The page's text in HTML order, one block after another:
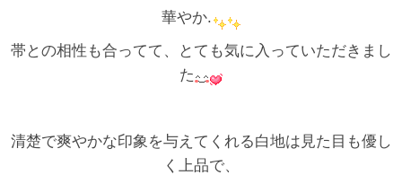
華やか.
帯との相性も合ってて、とても気に入っていただきまし
た
清楚で爽やかな印象を与えてくれる白地は見た目も優し
く上品で、